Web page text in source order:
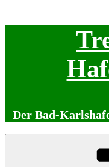
Der Bad-